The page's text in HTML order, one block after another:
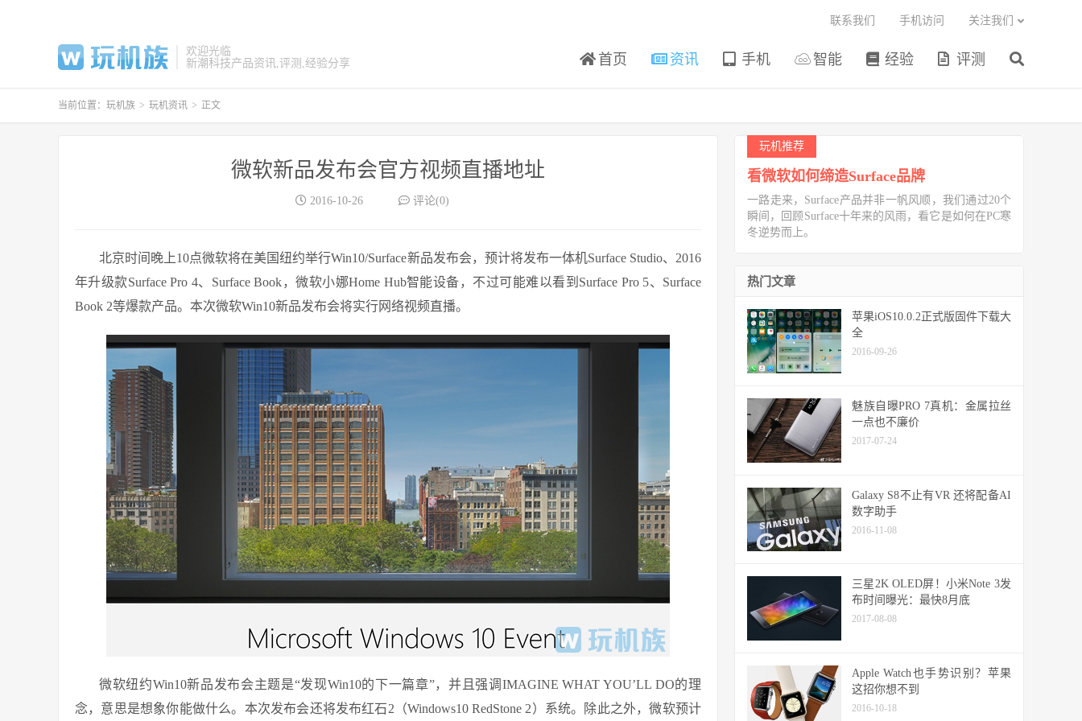
欢迎光临
新潮科技产品资讯,评测,经验分享
首页 资讯 手机 智能 经验 评测
联系我们 手机访问 关注我们
当前位置： 玩机族 > 玩机资讯 > 正文
微软新品发布会官方视频直播地址
2016-10-26 评论(0)
北京时间晚上10点微软将在美国纽约举行Win10/Surface新品发布会，预计将发布一体机Surface Studio、2016
年升级款Surface Pro 4、Surface Book，微软小娜Home Hub智能设备，不过可能难以看到Surface Pro 5、Surface
Book 2等爆款产品。本次微软Win10新品发布会将实行网络视频直播。
微软纽约Win10新品发布会主题是“发现Win10的下一篇章”，并且强调IMAGINE WHAT YOU’LL DO的理
念，意思是想象你能做什么。本次发布会还将发布红石2（Windows10 RedStone 2）系统。除此之外，微软预计
玩机推荐
看微软如何缔造Surface品牌
一路走来，Surface产品并非一帆风顺，我们通过20个
瞬间，回顾Surface十年来的风雨，看它是如何在PC寒
冬逆势而上。
热门文章
苹果iOS10.0.2正式版固件下载大
全
2016-09-26
魅族自曝PRO 7真机：金属拉丝
一点也不廉价
2017-07-24
Galaxy S8不止有VR 还将配备AI
数字助手
2016-11-08
三星2K OLED屏！小米Note 3发
布时间曝光：最快8月底
2017-08-08
Apple Watch也手势识别？苹果
这招你想不到
2016-10-18